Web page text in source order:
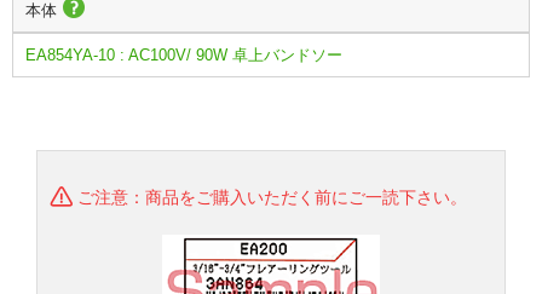
本体
EA854YA-10 : AC100V/ 90W 卓上バンドソー
ご注意：商品をご購入いただく前にご一読下さい。